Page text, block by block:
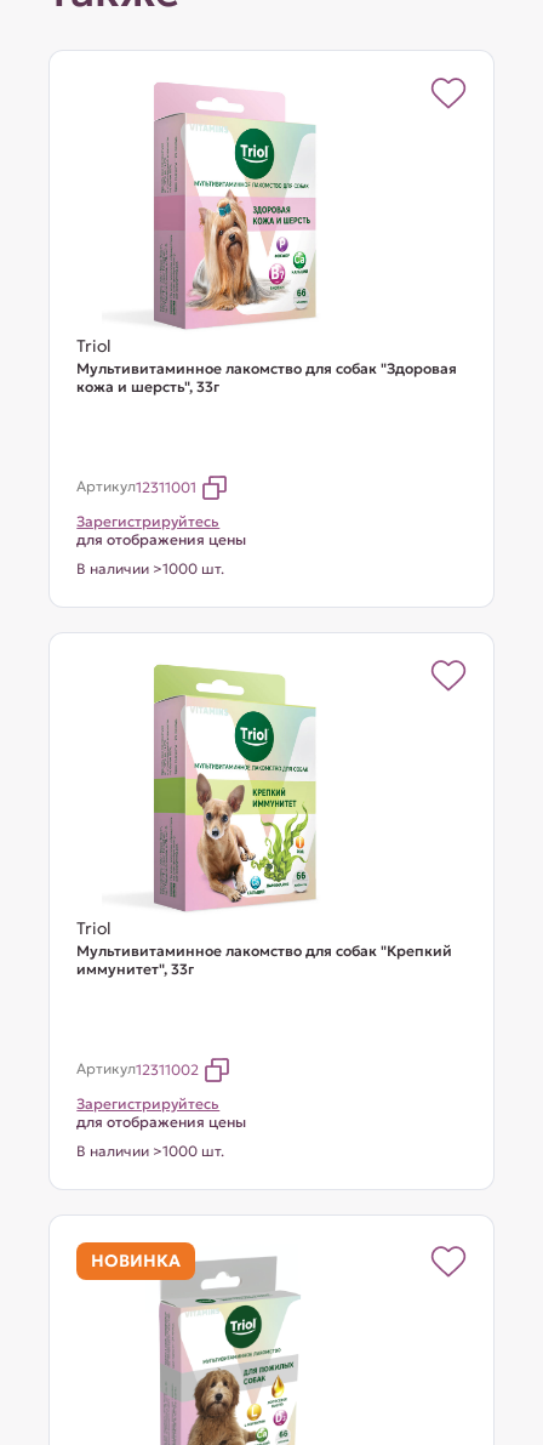
Triol
Мультивитаминное лакомство для собак "Здоровая
кожа и шерсть", 33г
Артикул12311001
Зарегистрируйтесь
для отображения цены
В наличии >1000 шт.
Triol
Мультивитаминное лакомство для собак "Крепкий
иммунитет", 33г
Артикул12311002
Зарегистрируйтесь
для отображения цены
В наличии >1000 шт.
НОВИНКА